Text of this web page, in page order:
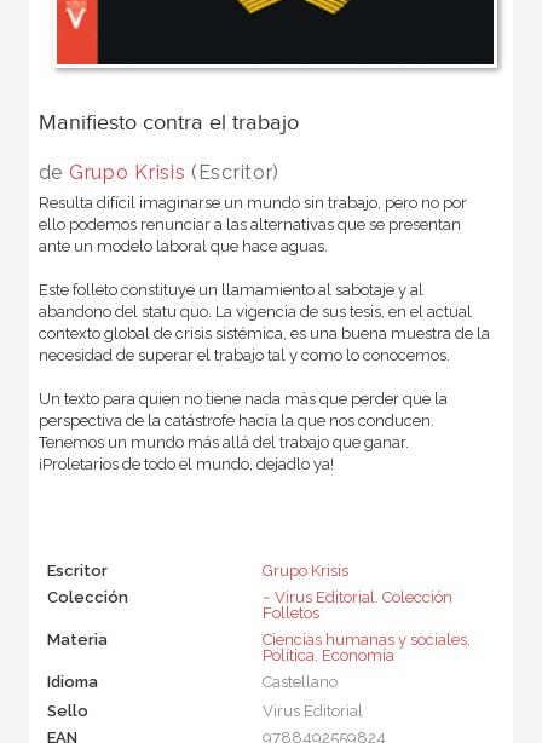
Manifiesto contra el trabajo
de Grupo Krisis (Escritor)
Resulta difícil imaginarse un mundo sin trabajo, pero no por
ello podemos renunciar a las alternativas que se presentan
ante un modelo laboral que hace aguas.
Este folleto constituye un llamamiento al sabotaje y al
abandono del statu quo. La vigencia de sus tesis, en el actual
contexto global de crisis sistémica, es una buena muestra de la
necesidad de superar el trabajo tal y como lo conocemos.
Un texto para quien no tiene nada más que perder que la
perspectiva de la catástrofe hacia la que nos conducen.
Tenemos un mundo más allá del trabajo que ganar.
¡Proletarios de todo el mundo, dejadlo ya!
Escritor
Grupo Krisis
Colección
~ Virus Editorial. Colección
Folletos
Materia
Ciencias humanas y sociales,
Política Economía
Idioma
Castellano
Sello
Virus Editorial
EAN
9788492559824